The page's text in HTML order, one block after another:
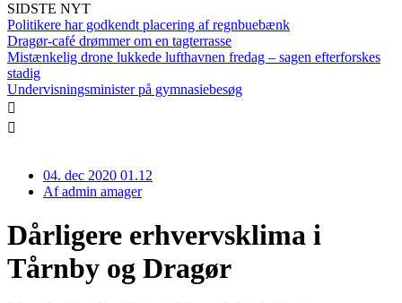
SIDSTE NYT
Politikere har godkendt placering af regnbuebænk
Dragør-café drømmer om en tagterrasse
Mistænkelig drone lukkede lufthavnen fredag – sagen efterforskes
stadig
Undervisningsminister på gymnasiebesøg
04. dec 2020 01.12
Afadmin amager
Dårligere erhvervsklima i
Tårnby og Dragør